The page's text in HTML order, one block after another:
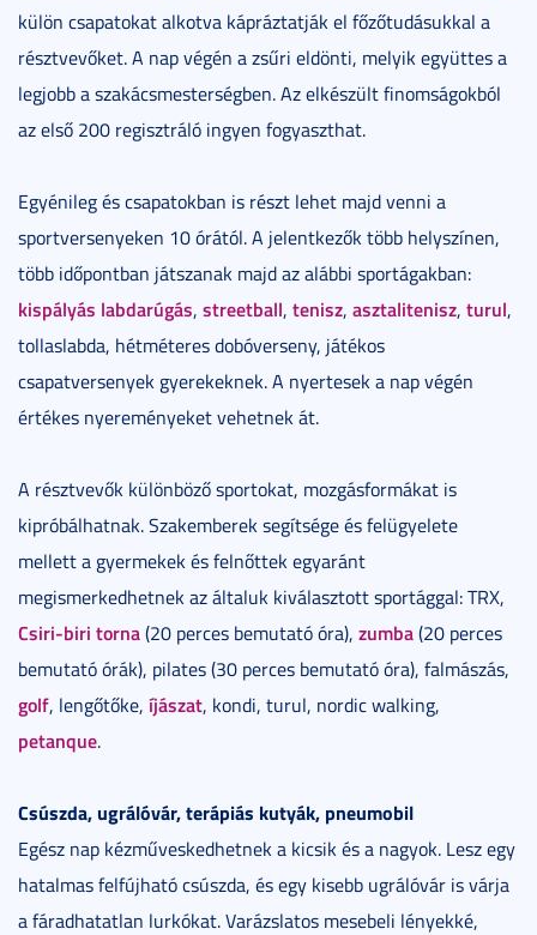
külön csapatokat alkotva kápráztatják el főzőtudásukkal a
résztvevőket. A nap végén a zsűri eldönti, melyik együttes a
legjobb a szakácsmesterségben. Az elkészült finomságokból
az első 200 regisztráló ingyen fogyaszthat.
Egyénileg és csapatokban is részt lehet majd venni a
sportversenyeken 10 órától. A jelentkezők több helyszínen,
több időpontban játszanak majd az alábbi sportágakban:
kispályás labdarúgás, streetball, tenisz, asztalitenisz, turul,
tollaslabda, hétméteres dobóverseny, játékos
csapatversenyek gyerekeknek. A nyertesek a nap végén
értékes nyereményeket vehetnek át.
A résztvevők különböző sportokat, mozgásformákat is
kipróbálhatnak. Szakemberek segítsége és felügyelete
mellett a gyermekek és felnőttek egyaránt
megismerkedhetnek az általuk kiválasztott sportággal: TRX,
Csiri-biri torna(20 perces bemutató óra), zumba(20 perces
bemutató órák), pilates (30 perces bemutató óra), falmászás,
golf, lengőtőke, íjászat, kondi, turul, nordic walking,
petanque.
Csúszda, ugrálóvár, terápiás kutyák, pneumobil
Egész nap kézműveskedhetnek a kicsik és a nagyok. Lesz egy
hatalmas felfújható csúszda, és egy kisebb ugrálóvár is várja
a fáradhatatlan lurkókat. Varázslatos mesebeli lényekké,